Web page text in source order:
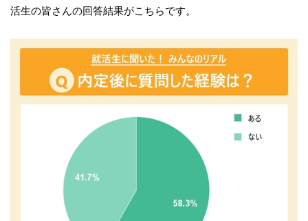
活生の皆さんの回答結果がこちらです。